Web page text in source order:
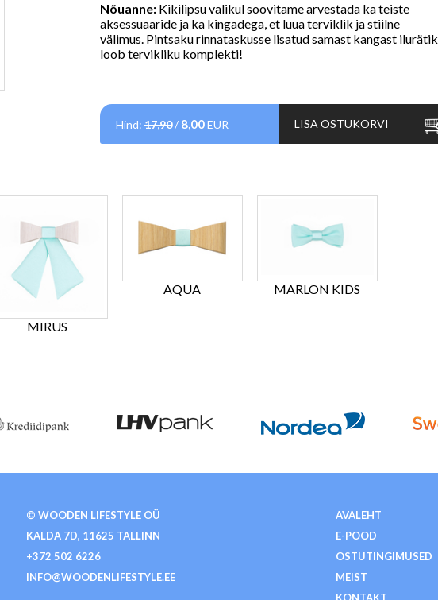
Nõuanne: Kikilipsu valikul soovitame arvestada ka teiste
aksessuaaride ja ka kingadega, et luua terviklik ja stiilne
välimus. Pintsaku rinnataskusse lisatud samast kangast ilurätik
loob tervikliku komplekti!
Hind: 17,90/ 8,00EUR LISA OSTUKORVI
MIRUS
AQUA MARLON KIDS
© WOODEN LIFESTYLE OÜ
KALDA 7D, 11625 TALLINN
+372 502 6226
INFO@WOODENLIFESTYLE.EE
AVALEHT
E-POOD
OSTUTINGIMUSED
MEIST